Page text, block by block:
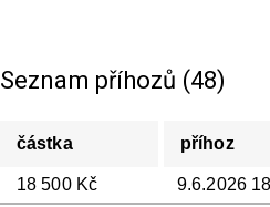
Seznam příhozů (48)
částka příhoz
18 500 Kč
9.6.2026